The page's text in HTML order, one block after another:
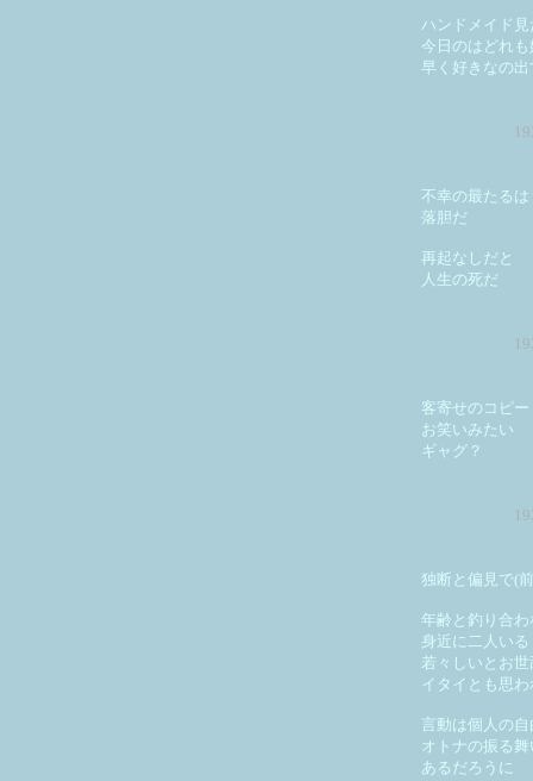
ハンドメイド見
今日のはどれ
早く好きなの
不幸の最たるは
落胆だ
再起なしだと
人生の死だ
客寄せのコピー
お笑いみたい
ギャグ？
独断と偏見で(
年齢と釣り合
身近に二人いる
若々しいとお世
イタイとも思
言動は個人の
オトナの振る
あるだろうに